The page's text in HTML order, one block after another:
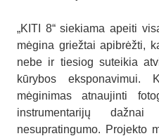
„KITI 8“ siekiama apeiti
mėgina griežtai apibrėžti,
nebe ir tiesiog suteikia
kūrybos
mėginimas atnaujinti
instrumentarijų
nesupratingumo. Projekto